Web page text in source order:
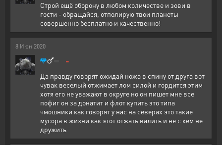
Строй ещё оборону в любом количестве и зови в
гости - обращайся, отполирую твои планеты
совершенно бесплатно и качественно!
8 Июн 2020
-
Да правду говорят ожидай ножа в спину от друга вот
чувак веселый отжимает лом силой и гордится этим
хотя его не уважают в округе но он пишет мне все
пофиг он за донатит и флот купить это типа
чмошники как говорят у нас на северах это такие
мусора в жизни как этот отжать валить и не с кем не
дружить